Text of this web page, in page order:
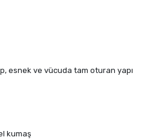
esnek ve vücuda tam oturan yapı
kumaş